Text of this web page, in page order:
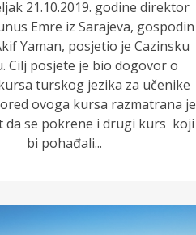
21.10.2019. godine direktor
Emre iz Sarajeva, gospodin
Yaman, posjetio je Cazinsku
Cilj posjete je bio dogovor o
turskog jezika za učenike
ovoga kursa razmatrana je
da se pokrene i drugi kurs koji
bi pohađali...